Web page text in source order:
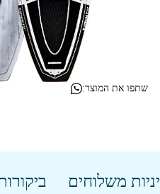
שתפו את המוצר:
משלוחים